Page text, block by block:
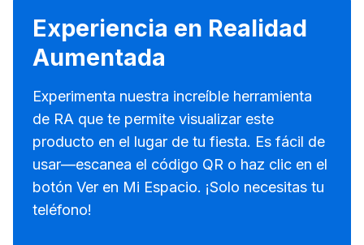
Experiencia en Realidad
Aumentada
Experimenta nuestra increíble herramienta
de RA que te permite visualizar este
producto en el lugar de tu fiesta. Es fácil de
usar—escanea el código QR o haz clic en el
botón Ver en Mi Espacio. ¡Solo necesitas tu
teléfono!